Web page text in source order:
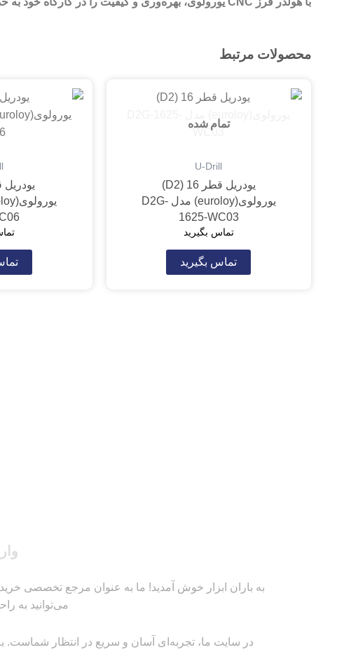
محصولات مرتبط
تمام شده
U-Drill
یودریل قطر 16 (D2)
یورولوی(euroloy) مدل D2G-
1625-WC03
تماس بگیرید
تماس بگیرید
به باران ابزار خوش آمدید! ما به عنوان مرجع تخصصی خرید
می‌توانید به
در سایت ما، تجربه‌ای آسان و سریع در انتظار شماست.